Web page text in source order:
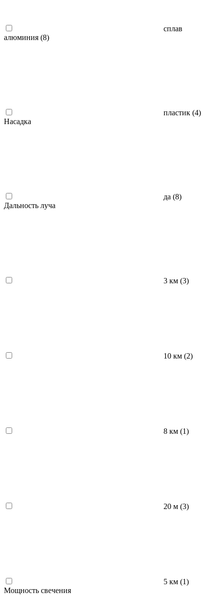
сплав
алюминия (8)
пластик (4)
Насадка
да (8)
Дальность луча
3 км (3)
10 км (2)
8 км (1)
20 м (3)
5 км (1)
Мощность свечения